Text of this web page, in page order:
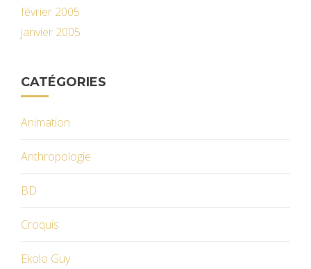
février 2005
janvier 2005
CATÉGORIES
Animation
Anthropologie
BD
Croquis
Ekolo Guy